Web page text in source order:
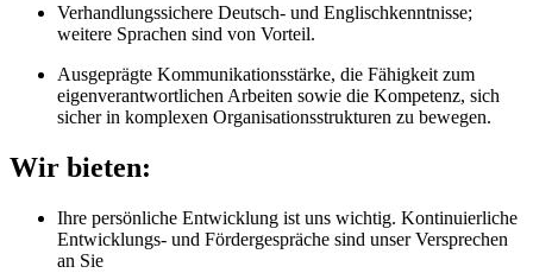
Verhandlungssichere Deutsch- und Englischkenntnisse;
weitere Sprachen sind von Vorteil.
Ausgeprägte Kommunikationsstärke, die Fähigkeit zum
eigenverantwortlichen Arbeiten sowie die Kompetenz, sich
sicher in komplexen Organisationsstrukturen zu bewegen.
Wir bieten:
Ihre persönliche Entwicklung ist uns wichtig. Kontinuierliche
Entwicklungs- und Fördergespräche sind unser Versprechen
an Sie